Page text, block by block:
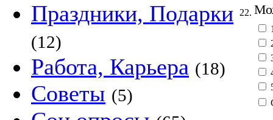
Праздники, Подарки
(12)
Работа, Карьера (18)
Советы (5)
22.